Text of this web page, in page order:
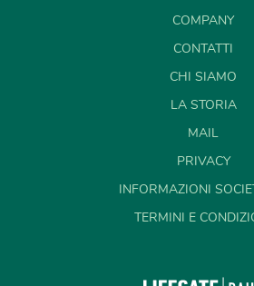
COMPANY
CONTATTI
CHI SIAMO
LA STORIA
MAIL
PRIVACY
INFORMAZIONI
TERMINI E